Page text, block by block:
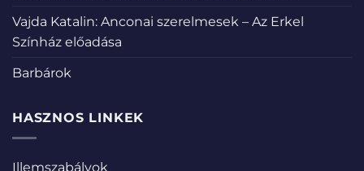
Vajda Katalin: Anconai szerelmesek – Az Erkel
Színház előadása
Barbárok
HASZNOS LINKEK
Illemszabályok